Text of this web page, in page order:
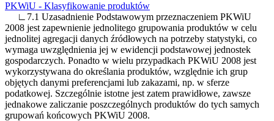
PKWiU - Klasyfikowanie produktów
∟7.1 Uzasadnienie Podstawowym przeznaczeniem PKWiU
2008 jest zapewnienie jednolitego grupowania produktów w celu
jednolitej agregacji danych źródłowych na potrzeby statystyki, co
wymaga uwzględnienia jej w ewidencji podstawowej jednostek
gospodarczych. Ponadto w wielu przypadkach PKWiU 2008 jest
wykorzystywana do określania produktów, względnie ich grup
objętych danymi preferencjami lub zakazami, np. w sferze
podatkowej. Szczególnie istotne jest zatem prawidłowe, zawsze
jednakowe zaliczanie poszczególnych produktów do tych samych
grupowań końcowych PKWiU 2008.